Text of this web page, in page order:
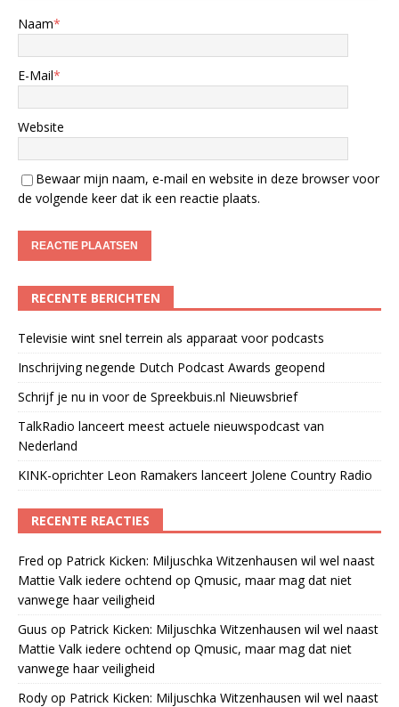
Naam*
E-Mail*
Website
Bewaar mijn naam, e-mail en website in deze browser voor
de volgende keer dat ik een reactie plaats.
RECENTE BERICHTEN
Televisie wint snel terrein als apparaat voor podcasts
Inschrijving negende Dutch Podcast Awards geopend
Schrijf je nu in voor de Spreekbuis.nl Nieuwsbrief
TalkRadio lanceert meest actuele nieuwspodcast van
Nederland
KINK-oprichter Leon Ramakers lanceert Jolene Country Radio
RECENTE REACTIES
Fred op Patrick Kicken: Miljuschka Witzenhausen wil wel naast
Mattie Valk iedere ochtend op Qmusic, maar mag dat niet
vanwege haar veiligheid
Guus op Patrick Kicken: Miljuschka Witzenhausen wil wel naast
Mattie Valk iedere ochtend op Qmusic, maar mag dat niet
vanwege haar veiligheid
Rody op Patrick Kicken: Miljuschka Witzenhausen wil wel naast